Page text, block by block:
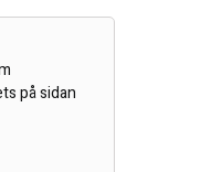
på sidan